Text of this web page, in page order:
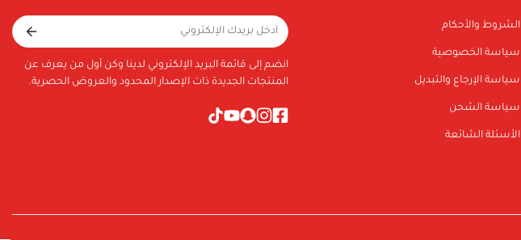
الشروط والأحكام
سياسة الخصوصية
سياسة الإرجاع والتبديل
سياسة الشحن
الأسئلة الشائعة
انضم إلى قائمة البريد الإلكتروني لدينا وكن أول من يعرف عن
المنتجات الجديدة ذات الإصدار المحدود والعروض الحصرية.